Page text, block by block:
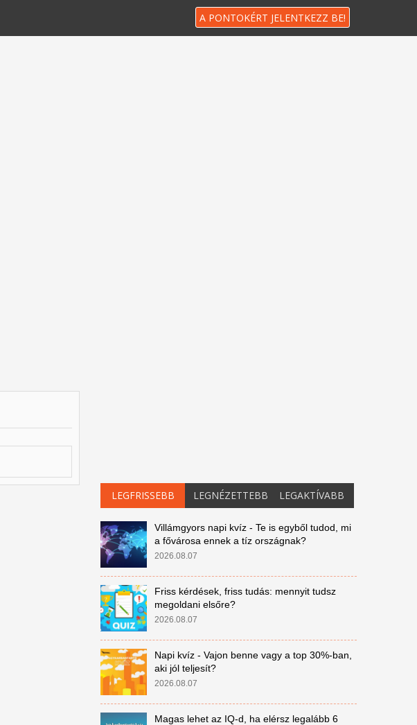
A PONTOKÉRT JELENTKEZZ BE!
LEGFRISSEBB LEGNÉZETTEBB LEGAKTÍVABB
Villámgyors napi kvíz - Te is egyből tudod, mi
a fővárosa ennek a tíz országnak?
2026.08.07
Friss kérdések, friss tudás: mennyit tudsz
megoldani elsőre?
2026.08.07
Napi kvíz - Vajon benne vagy a top 30%-ban,
aki jól teljesít?
2026.08.07
Magas lehet az IQ-d, ha elérsz legalább 6